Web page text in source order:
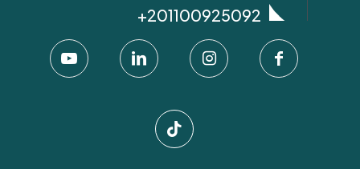
201100925092+